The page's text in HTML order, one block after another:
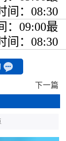
间：08:30
：09:00最
间：08:30
下一篇